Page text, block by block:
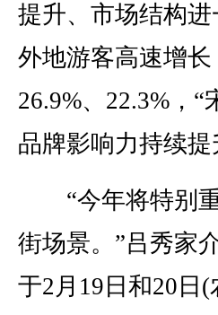
提升、市场结构
外地游客高速增
26.9%、22.3%，
品牌影响力持续提
“今年将特别重
街场景。”吕秀家
于2月19日和20日